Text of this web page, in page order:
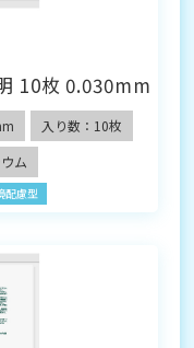
10枚 0.030mm
入り数：10枚
ム
配慮型